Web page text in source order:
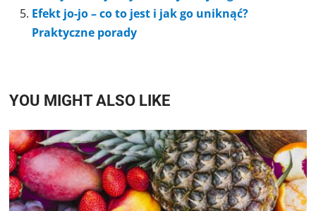
Efekt jo-jo – co to jest i jak go uniknąć?
Praktyczne porady
YOU MIGHT ALSO LIKE